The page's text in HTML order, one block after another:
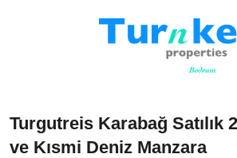
Turgutreis Karabağ Satılık
ve Kısmi Deniz Manzara